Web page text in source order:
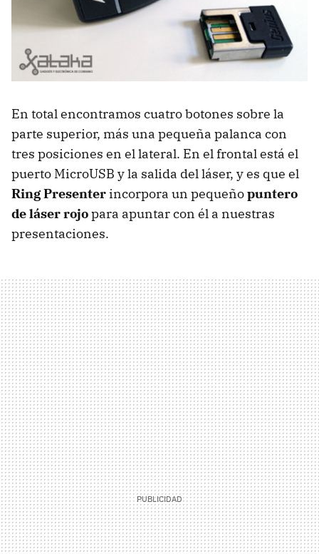
En total encontramos cuatro botones sobre la
parte superior, más una pequeña palanca con
tres posiciones en el lateral. En el frontal está el
puerto MicroUSB y la salida del láser, y es que el
Ring Presenter incorpora un pequeñopuntero
de láser rojopara apuntar con él a nuestras
presentaciones.